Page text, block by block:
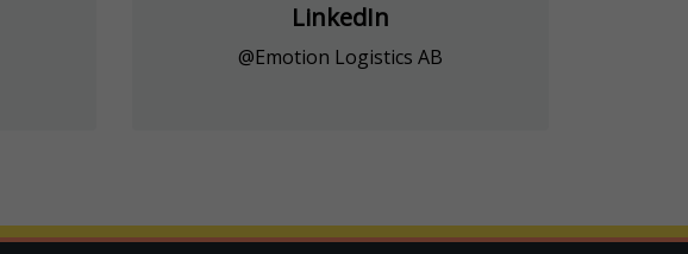
LinkedIn
@Emotion Logistics AB